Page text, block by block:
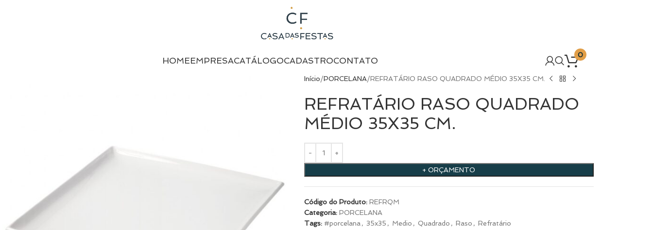
HOMEEMPRESACATÁLOGOCADASTROCONTATO
0
Início PORCELANA REFRATÁRIO RASO QUADRADO MÉDIO 35X35 CM.
REFRATÁRIO RASO QUADRADO
MÉDIO 35X35 CM.
+ ORÇAMENTO
Código do Produto: REFRQM
Categoria: PORCELANA
Tags: #porcelana, 35x35 , Medio , Quadrado , Raso , Refratário